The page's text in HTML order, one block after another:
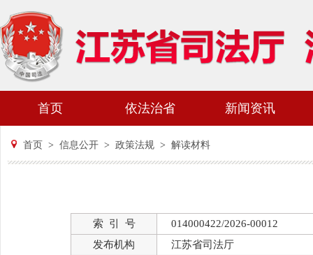
首页 依法治省 新闻资讯
首页 > 信息公开 > 政策法规 > 解读材料
索 引 号
014000422/2026-00012
发布机构
江苏省司法厅